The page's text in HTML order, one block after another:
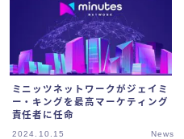
ミニッツネットワークがジェイミ
ー・キングを最高マーケティング
責任者に任命
2024.10.15 News